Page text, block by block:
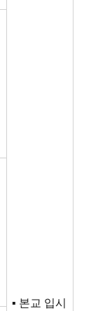
▪ 본교 입시